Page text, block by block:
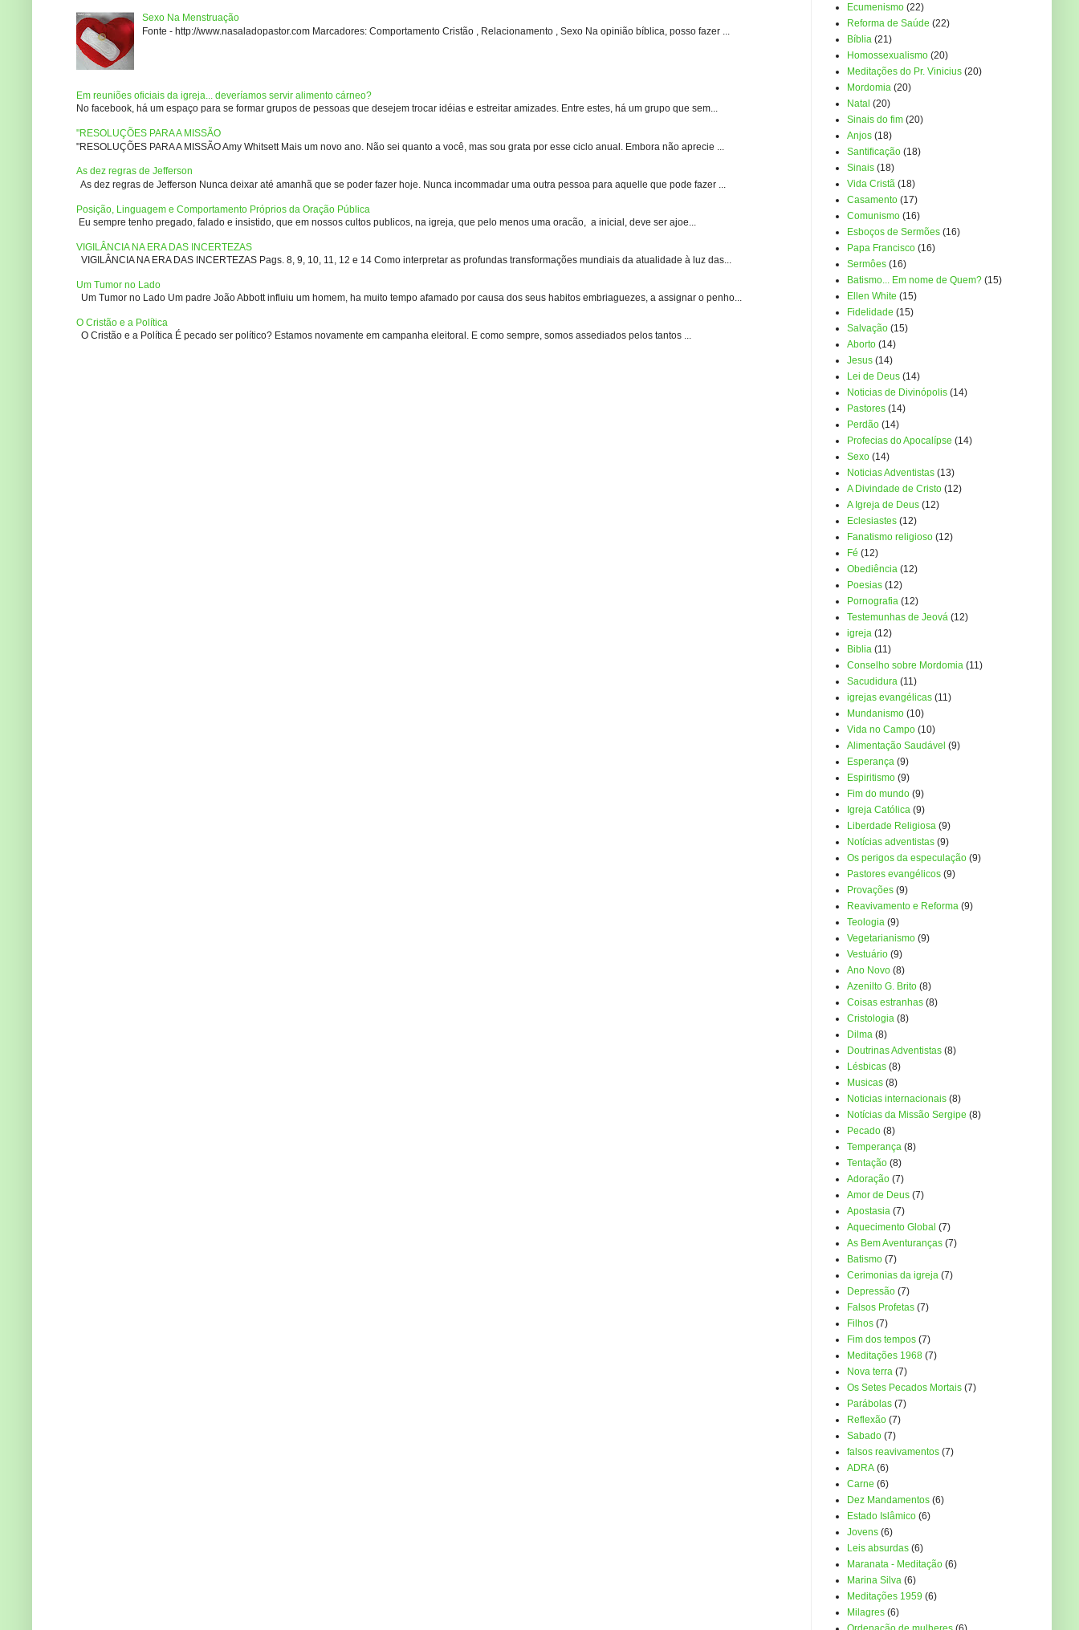
Sexo Na Menstruação
Fonte - http://www.nasaladopastor.com Marcadores: Comportamento Cristão , Relacionamento , Sexo Na opinião bíblica, posso fazer ...
Em reuniões oficiais da igreja... deveríamos servir alimento cárneo?
No facebook, há um espaço para se formar grupos de pessoas que desejem trocar idéias e estreitar amizades. Entre estes, há um grupo que sem...
"RESOLUÇÕES PARA A MISSÃO
"RESOLUÇÕES PARA A MISSÃO Amy Whitsett Mais um novo ano. Não sei quanto a você, mas sou grata por esse ciclo anual. Embora não aprecie ...
As dez regras de Jefferson
As dez regras de Jefferson Nunca deixar até amanhã que se poder fazer hoje. Nunca incommadar uma outra pessoa para aquelle que pode fazer ...
Posição, Linguagem e Comportamento Próprios da Oração Pública
Eu sempre tenho pregado, falado e insistido, que em nossos cultos publicos, na igreja, que pelo menos uma oracão, a inicial, deve ser ajoe...
VIGILÂNCIA NA ERA DAS INCERTEZAS
VIGILÂNCIA NA ERA DAS INCERTEZAS Pags. 8, 9, 10, 11, 12 e 14 Como interpretar as profundas transformações mundiais da atualidade à luz das...
Um Tumor no Lado
Um Tumor no Lado Um padre João Abbott influiu um homem, ha muito tempo afamado por causa dos seus habitos embriaguezes, a assignar o penho...
O Cristão e a Política
O Cristão e a Política É pecado ser político? Estamos novamente em campanha eleitoral. E como sempre, somos assediados pelos tantos ...
Ecumenismo (22)
Reforma de Saúde (22)
Bíblia (21)
Homossexualismo (20)
Meditações do Pr. Vinicius (20)
Mordomia (20)
Natal (20)
Sinais do fim (20)
Anjos (18)
Santificação (18)
Sinais (18)
Vida Cristã (18)
Casamento (17)
Comunismo (16)
Esboços de Sermões (16)
Papa Francisco (16)
Sermôes (16)
Batismo... Em nome de Quem? (15)
Ellen White (15)
Fidelidade (15)
Salvação (15)
Aborto (14)
Jesus (14)
Lei de Deus (14)
Noticias de Divinópolis (14)
Pastores (14)
Perdão (14)
Profecias do Apocalípse (14)
Sexo (14)
Noticias Adventistas (13)
A Divindade de Cristo (12)
A Igreja de Deus (12)
Eclesiastes (12)
Fanatismo religioso (12)
Fé (12)
Obediência (12)
Poesias (12)
Pornografia (12)
Testemunhas de Jeová (12)
igreja (12)
Biblia (11)
Conselho sobre Mordomia (11)
Sacudidura (11)
igrejas evangélicas (11)
Mundanismo (10)
Vida no Campo (10)
Alimentação Saudável (9)
Esperança (9)
Espiritismo (9)
Fim do mundo (9)
Igreja Católica (9)
Liberdade Religiosa (9)
Notícias adventistas (9)
Os perigos da especulação (9)
Pastores evangélicos (9)
Provações (9)
Reavivamento e Reforma (9)
Teologia (9)
Vegetarianismo (9)
Vestuário (9)
Ano Novo (8)
Azenilto G. Brito (8)
Coisas estranhas (8)
Cristologia (8)
Dilma (8)
Doutrinas Adventistas (8)
Lésbicas (8)
Musicas (8)
Noticias internacionais (8)
Notícias da Missão Sergipe (8)
Pecado (8)
Temperança (8)
Tentação (8)
Adoração (7)
Amor de Deus (7)
Apostasia (7)
Aquecimento Global (7)
As Bem Aventuranças (7)
Batismo (7)
Cerimonias da igreja (7)
Depressão (7)
Falsos Profetas (7)
Filhos (7)
Fim dos tempos (7)
Meditações 1968 (7)
Nova terra (7)
Os Setes Pecados Mortais (7)
Parábolas (7)
Reflexão (7)
Sabado (7)
falsos reavivamentos (7)
ADRA (6)
Carne (6)
Dez Mandamentos (6)
Estado Islâmico (6)
Jovens (6)
Leis absurdas (6)
Maranata - Meditação (6)
Marina Silva (6)
Meditações 1959 (6)
Milagres (6)